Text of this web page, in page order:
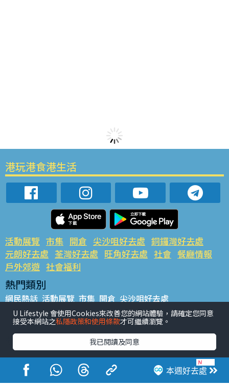
本週好去處
港玩港食港生活
活動展覽 市集 開倉 尖沙咀好去處 銅鑼灣好去處
元朗好去處 荃灣好去處 旺角好去處 社會 餐廳情報
戶外郊遊 社會福利
熱門類別
網民熱話 活動展覽 市集 開倉 尖沙咀好去處
銅鑼灣好去處 元朗好去處 荃灣好去處 旺角好去處 社會
餐廳情報 戶外郊遊
熱門標籤
#UGO搵好去處 #人氣活動推介 #美食社群熱話
#親子玩樂好去處
#ULifestyle應用程式
#限時搶
#UJetso禮物放送
#ULifestyle商戶中心 #著數 #網絡熱話
U Lifestyle 會使用Cookies來改善您的網站體驗，請確定您同意
接受本網站之私隱政策和使用條款才可繼續瀏覽。
我已閱讀及同意